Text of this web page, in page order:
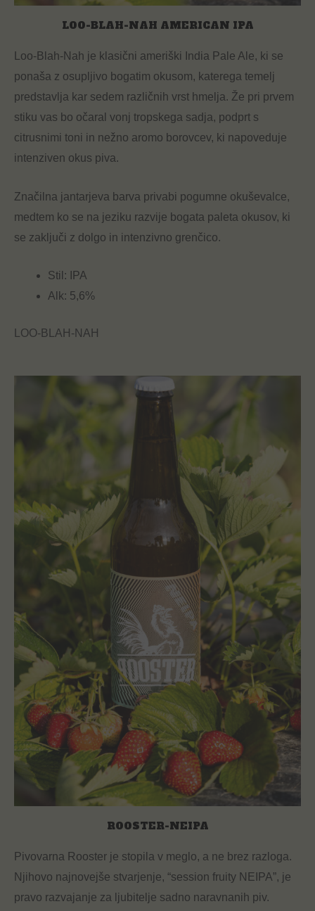
LOO-BLAH-NAH AMERICAN IPA
Loo-Blah-Nah je klasični ameriški India Pale Ale, ki se
ponaša z osupljivo bogatim okusom, katerega temelj
predstavlja kar sedem različnih vrst hmelja. Že pri prvem
stiku vas bo očaral vonj tropskega sadja, podprt s
citrusnimi toni in nežno aromo borovcev, ki napoveduje
intenziven okus piva.
Značilna jantarjeva barva privabi pogumne okuševalce,
medtem ko se na jeziku razvije bogata paleta okusov, ki
se zaključi z dolgo in intenzivno grenčico.
Stil: IPA
Alk: 5,6%
LOO-BLAH-NAH
ROOSTER-NEIPA
Pivovarna Rooster je stopila v meglo, a ne brez razloga.
Njihovo najnovejše stvarjenje, “session fruity NEIPA”, je
pravo razvajanje za ljubitelje sadno naravnanih piv.